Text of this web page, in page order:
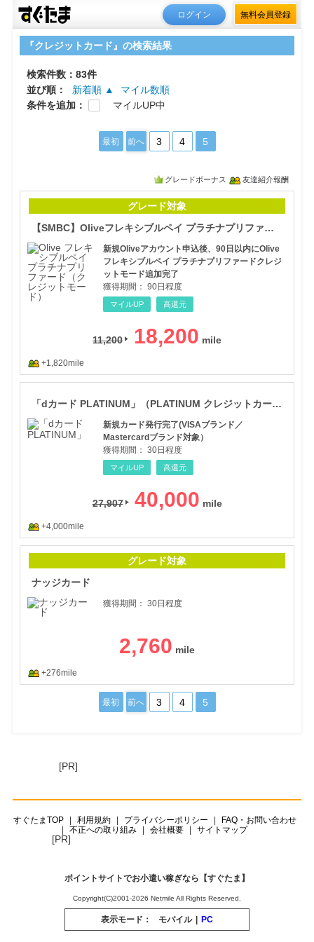
ログイン 無料会員登録
『クレジットカード』の検索結果
検索件数：83件
並び順：
新着順 ▲
マイル数順
条件を追加：
マイルUP中
最初 前へ 3 4 5
グレードボーナス 友達紹介報酬
グレード対象
【SMBC】Oliveフレキシブルペイ プラチナプリファード
新規Oliveアカウント申込後、90日以内にOlive
フレキシブルペイ プラチナプリファードクレジ
ットモード追加完了
獲得期間： 90日程度
マイルUP 高還元
11,200 18,200
+1,820mile
「dカード PLATINUM」（PLATINUM クレジットカード発券（【新規申込】カード発行）
新規カード発行完了(VISAブランド／
Mastercardブランド対象）
獲得期間： 30日程度
マイルUP 高還元
27,907 40,000
+4,000mile
グレード対象
ナッジカード
獲得期間： 30日程度
2,760
+276mile
最初 前へ 3 4 5
[PR]
すぐたまTOP 利用規約 プライバシーポリシー
FAQ・お問い合わせ
不正への取り組み
会社概要 サイトマップ
[PR]
ポイントサイトでお小遣い稼ぎなら【すぐたま】
Copyright(C)2001-2026 Netmile All Rights Reserved.
表示モード： モバイル PC